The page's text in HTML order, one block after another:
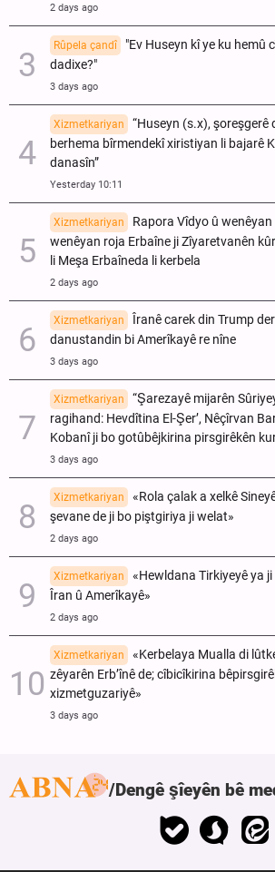
2 days ago
Rûpela çandî
"Ev Huseyn kî ye ku hemû
dadixe?"
3 days ago
Xizmetkariyan
“Huseyn (s.x), şoreşgerê
berhema bîrmendekî xiristiyan li bajarê
danasîn”
Yesterday 10:11
Xizmetkariyan
Rapora Vîdyo û
wenêyan roja Erbaîne ji Zîyaretvanên
li Meşa Erbaîneda li kerbela
2 days ago
Xizmetkariyan
Îranê carek din Trump
danustandin bi Amerîkayê re nîne
3 days ago
Xizmetkariyan
“Şarezayê mijarên
ragihand: Hevdîtina El-Şer’, Nêçîrvan
Kobanî ji bo gotûbêjkirina pirsgirêkên
3 days ago
Xizmetkariyan
«Rola çalak a xelkê
şevane de ji bo piştgiriya ji welat»
2 days ago
Xizmetkariyan
«Hewldana Tirkiyeyê ya
Îran û Amerîkayê»
2 days ago
Xizmetkariyan
«Kerbelaya Mualla di
zêyarên Erb’înê de; cîbicîkirina
xizmetguzariyê»
3 days ago
Dengê şîeyên bê